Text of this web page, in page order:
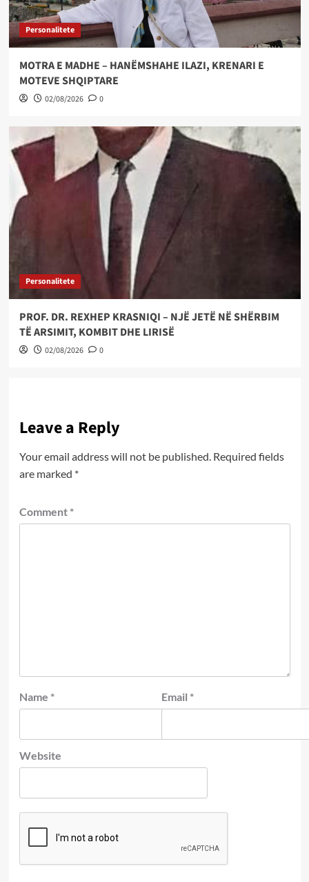
Personalitete
MOTRA E MADHE – HANËMSHAHE ILAZI, KRENARI E
MOTEVE SHQIPTARE
02/08/2026 0
Personalitete
PROF. DR. REXHEP KRASNIQI – NJË JETË NË SHËRBIM
TË ARSIMIT, KOMBIT DHE LIRISË
02/08/2026 0
Leave a Reply
Your email address will not be published. Required fields
are marked *
Comment *
Name * Email *
Website